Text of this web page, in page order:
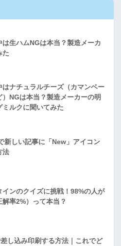
は生ハムNGは本当？製造メーカ
た
はナチュラルチーズ（カマンベー
）NGは本当？製造メーカーの明
ミルクに聞いてみた
新しい記事に「New」アイコン
法
インのクイズに挑戦！98%の人が
率2%）って本当？
し込み印刷する方法｜これでど